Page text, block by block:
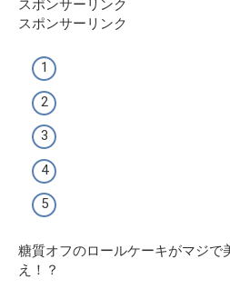
スポンサーリンク
スポンサーリンク
糖質オフのロールケーキがマジで
え！？